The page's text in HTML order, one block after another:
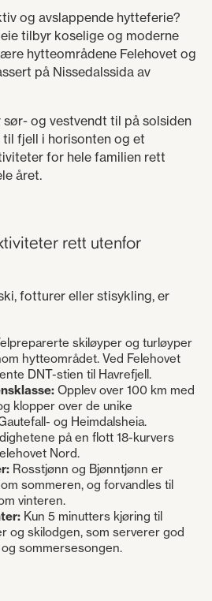
og avslappende hytteferie?
tilbyr koselige og moderne
hytteområdene Felehovet og
på Nissedalssida av
og vestvendt til på solsiden
til fjell i horisonten og et
for hele familien rett
året.
rett utenfor
fotturer eller stisykling, er
skiløyper og turløyper
hytteområdet. Ved Felehovet
DNT-stien til Havrefjell.
Opplev over 100 km med
klopper over de unike
og Heimdalsheia.
på en flott 18-kurvers
Nord.
Rosstjønn og Bjønntjønn er
sommeren, og forvandles til
vinteren.
Kun 5 minutters kjøring til
og skilodgen, som serverer god
sommersesongen.